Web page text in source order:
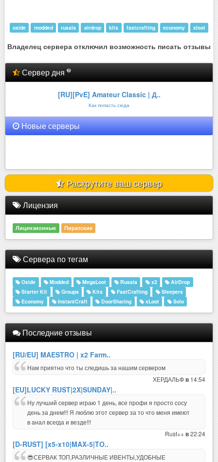
oxide modded russia airdrop kits fastcrafting economy xloot
Владелец сервера отключил возможность писать отзывы
Сервер дня
[RU][PvE] Amateur Classic | Д..
Как попасть сюда
Новые серверы
Раскрутите ваш сервер
Лицензия
Лицензионные Пиратские
Сервера по тегам
Oxide Modded MegaLoot Russia x2
AirDrop
Starter Kit
Groups Kits FastCrafting
Sleepers
Economy
InstantCraft DoorSharing xLoot Solo
Последние отзывы
[RU/EU] MAESTRO | x2 Farm..
Нам приятно что ты следишь за нашим сервером
ХЕРДАЛЬФв 14:54
[EU]LUCKY RUST|2X|SUNDAY|..
Ну лучший сервер играю 1 день, все профи я просто сосу
день за днем!!! Я люблю этот сервер за то что меня имеют
в анал всегда и везде!!!
Rust++ в22:24
[D-RUST] [x5-x10|MAX-5|TO..
😎СЕРВАК ТОП,РАЗЛИЧНЫЕ ИВЕНТЫ,УДОБНЫЕ